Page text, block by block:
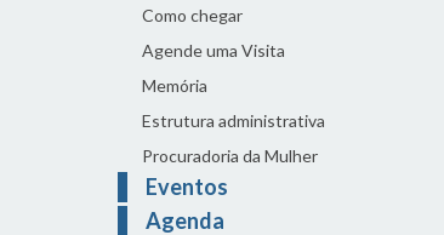
Como chegar
Agende uma Visita
Memória
Estrutura administrativa
Procuradoria da Mulher
Eventos
Agenda